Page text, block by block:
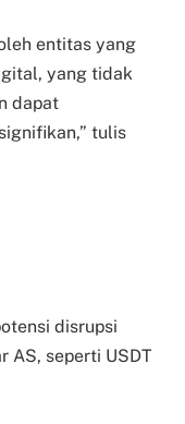
entitas yang
yang tidak
dapat
tulis
disrupsi
AS, seperti USDT